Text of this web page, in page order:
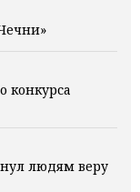
конкурса
людям веру